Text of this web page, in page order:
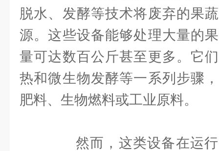
脱水、发酵等技术将废弃的果
源。这些设备能够处理大量的
量可达数百公斤甚至更多。它
热和微生物发酵等一系列步骤
肥料、生物燃料或工业原料。
然而，这类设备在运行